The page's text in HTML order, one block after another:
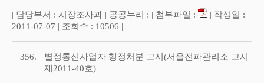
| 담당부서 : 시장조사과 | 공공누리 : | 첨부파일 :
| 작성일 :
2011-07-07 | 조회수 : 10506 |
356.
별정통신사업자 행정처분 고시(서울전파관리소 고시
제2011-40호)